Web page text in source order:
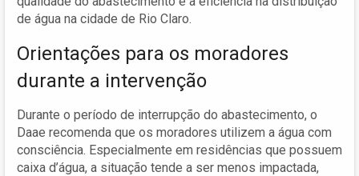
de água na cidade de Rio Claro.
Orientações para os moradores
durante a intervenção
Durante o período de interrupção do abastecimento, o
Daae recomenda que os moradores utilizem a água com
consciência. Especialmente em residências que possuem
caixa d’água, a situação tende a ser menos impactada,